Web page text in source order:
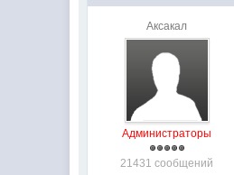
Аксакал
Администраторы
21431 сообщений